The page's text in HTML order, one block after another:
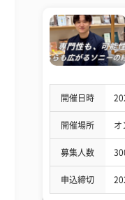
開催日時
開催場所 オ
募集人数
申込締切